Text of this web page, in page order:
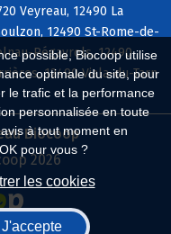
possible, Biocoop utilise
optimale du site, pour
le trafic et la performance
personnalisée en toute
à tout moment en
pour vous ?
les cookies
J'accepte
Veyreau, 12490 La
12490 St-Rome-de-
Pégayrols, 12490
12490 Viala-du-Tarn
Biocoop
2026